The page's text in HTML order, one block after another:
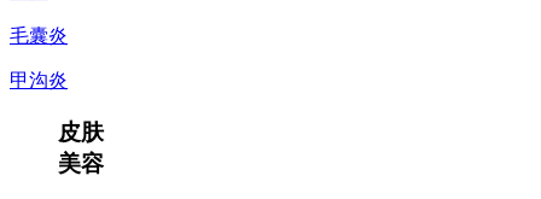
毛囊炎
甲沟炎
皮肤
美容